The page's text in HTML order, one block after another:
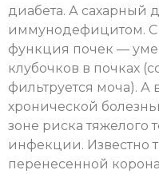
диабета. А сахарный
иммунодефицитом. С
функция почек —
клубочков в почках
фильтруется моча). А
хронической
зоне риска тяжелого
инфекции. Известно
перенесенной